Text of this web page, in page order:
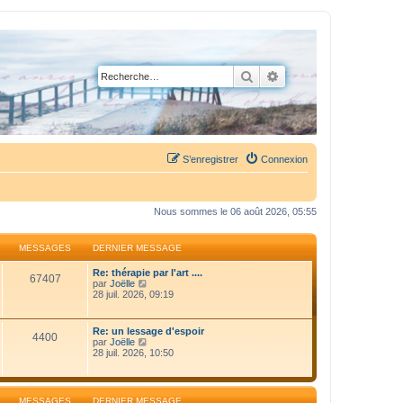
Rechercher
Recherche avancée
Connexion
S’enregistrer
Nous sommes le 06 août 2026, 05:55
MESSAGES DERNIER MESSAGE
67407
Re: thérapie par l'art ....
par Joëlle
o
e
d
e
n
i
e
28 juil. 2026, 09:19
4400
Re: un lessage d'espoir
par Joëlle
o
l
28 juil. 2026, 10:50
MESSAGES DERNIER MESSAGE